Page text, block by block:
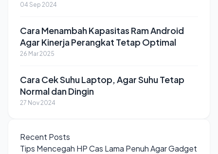
04 Sep 2024
Cara Menambah Kapasitas Ram Android
Agar Kinerja Perangkat Tetap Optimal
26 Mar 2025
Cara Cek Suhu Laptop, Agar Suhu Tetap
Normal dan Dingin
27 Nov 2024
Recent Posts
Tips Mencegah HP Cas Lama Penuh Agar Gadget